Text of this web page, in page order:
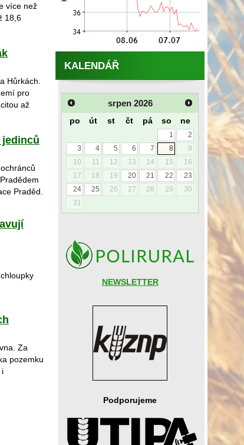
více než
18,6
Hůrkách.
pro
až
jedinců
Praděd.
Za
pozemku
i
KALENDÁŘ
srpen 2026
po út st čt pá so ne
1
2
3
4 5 6 7 8
9
10
11 12 13 14 15
16
17
18 19 20 21 22
23
24
25 26 27 28 29
30
31
NEWSLETTER
Podporujeme